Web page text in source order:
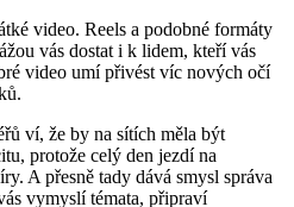
video. Reels a podobné formáty
vás dostat i k lidem, kteří vás
video umí přivést víc nových očí
ví, že by na sítích měla být
protože celý den jezdí na
A přesně tady dává smysl správa
vymyslí témata, připraví